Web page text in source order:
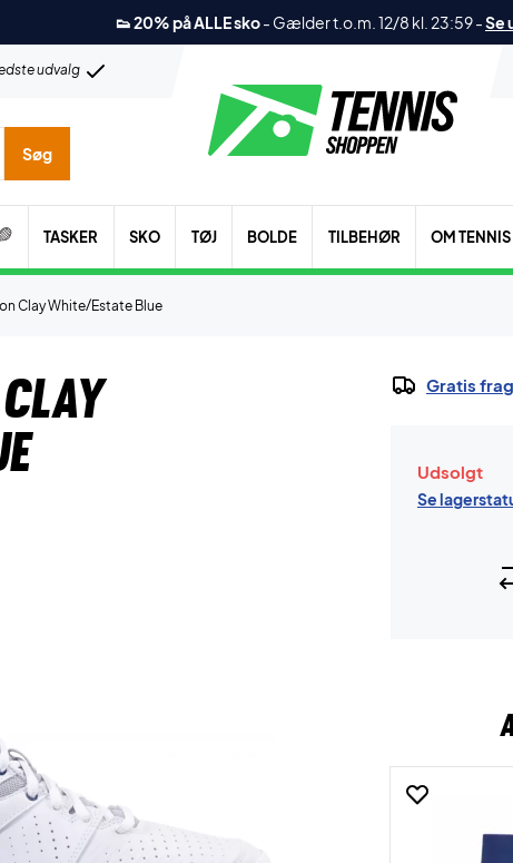
👟 20% på ALLE sko- Gælder t.o.m. 12/8 kl. 23:59-Se
udvalg
Søg
TASKER SKO TØJ BOLDE TILBEHØR OM TENNIS
Clay White/Estate Blue
Gratis
Udsolgt
Se